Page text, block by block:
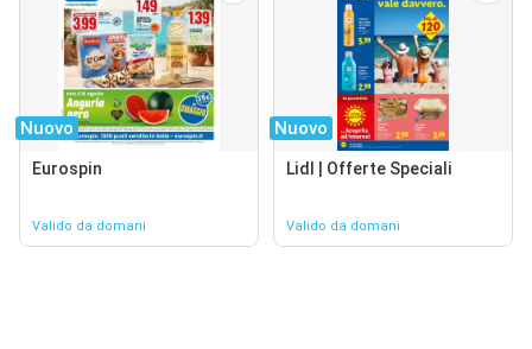
Nuovo
Eurospin
Valido da domani
Nuovo
Lidl | Offerte Speciali
Valido da domani